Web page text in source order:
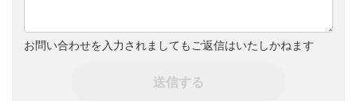
お問い合わせを入力されましてもご返信はいたしかねます
送信する